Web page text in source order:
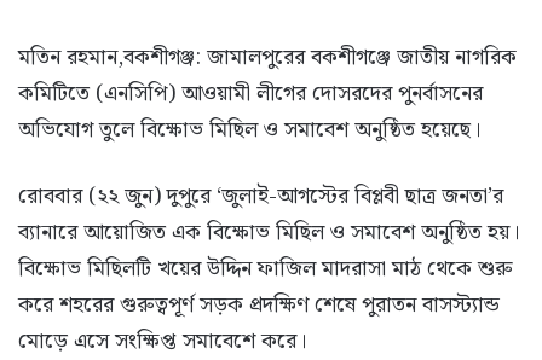
মতিন রহমান,বকশীগঞ্জ: জামালপুরের বকশীগঞ্জে জাতীয় নাগরিক
কমিটিতে (এনসিপি) আওয়ামী লীগের দোসরদের পুনর্বাসনের
অভিযোগ তুলে বিক্ষোভ মিছিল ও সমাবেশ অনুষ্ঠিত হয়েছে।
রোববার (২২ জুন) দুপুরে ‘জুলাই-আগস্টের বিপ্লবী ছাত্র জনতা’র
ব্যানারে আয়োজিত এক বিক্ষোভ মিছিল ও সমাবেশ অনুষ্ঠিত হয়।
বিক্ষোভ মিছিলটি খয়ের উদ্দিন ফাজিল মাদরাসা মাঠ থেকে শুরু
করে শহরের গুরুত্বপূর্ণ সড়ক প্রদক্ষিণ শেষে পুরাতন বাসস্ট্যান্ড
মোড়ে এসে সংক্ষিপ্ত সমাবেশে করে।